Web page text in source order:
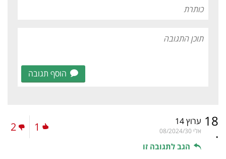
הוסף תגובה
18
.
ערוץ 14
אלי 08/2024/30
הגב לתגובה זו
1
2